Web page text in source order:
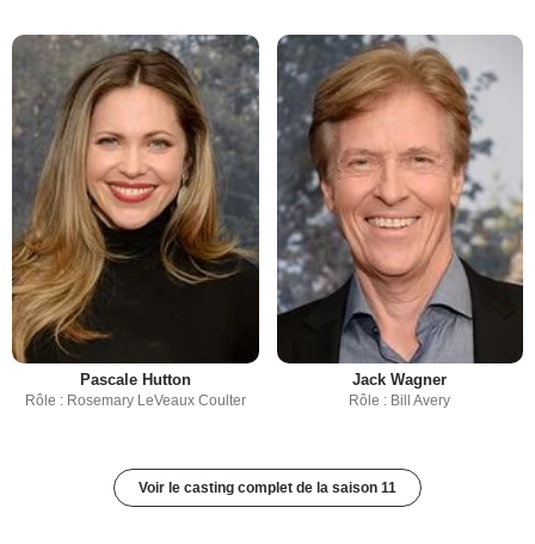
Pascale Hutton
Rôle : Rosemary LeVeaux Coulter
Jack Wagner
Rôle : Bill Avery
Voir le casting complet de la saison 11